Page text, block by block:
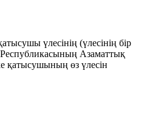
үлесiнiң (үлесiнiң бiр
Азаматтық
қатысушының өз үлесiн